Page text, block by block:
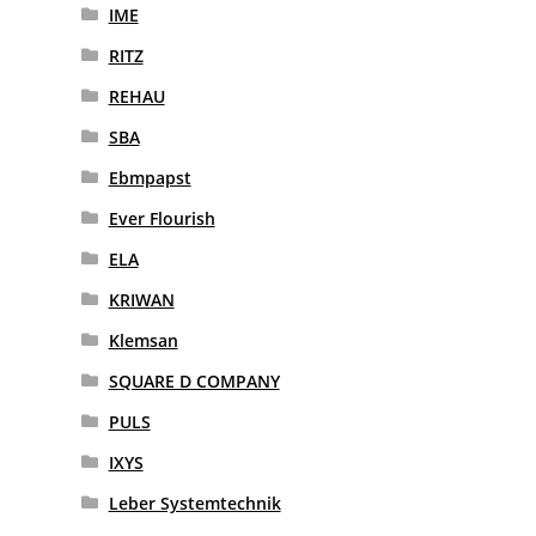
IME
RITZ
REHAU
SBA
Ebmpapst
Ever Flourish
ELA
KRIWAN
Klemsan
SQUARE D COMPANY
PULS
IXYS
Leber Systemtechnik